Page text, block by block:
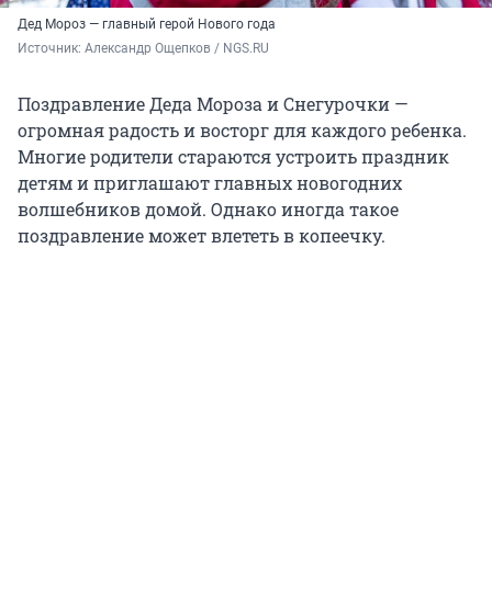
Дед Мороз — главный герой Нового года
Источник: Александр Ощепков / NGS.RU
Поздравление Деда Мороза и Снегурочки —
огромная радость и восторг для каждого ребенка.
Многие родители стараются устроить праздник
детям и приглашают главных новогодних
волшебников домой. Однако иногда такое
поздравление может влететь в копеечку.